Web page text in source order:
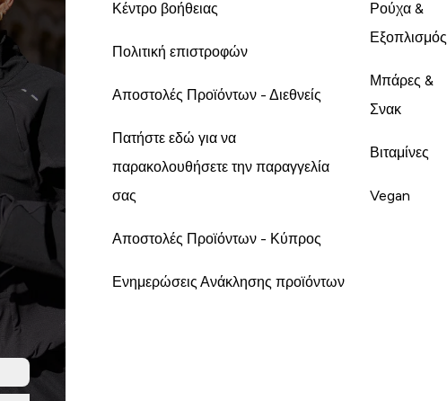
Κέντρο βοήθειας
Πολιτική επιστροφών
Αποστολές Προϊόντων - Διεθνείς
Πατήστε εδώ για να
παρακολουθήσετε την παραγγελία
σας
Αποστολές Προϊόντων - Κύπρος
Ενημερώσεις Ανάκλησης προϊόντων
Ρούχα &
Εξοπλισμός
Μπάρες &
Σνακ
Βιταμίνες
Vegan